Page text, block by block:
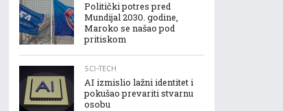
Politički potres pred
Mundijal 2030. godine,
Maroko se našao pod
pritiskom
SCI-TECH
AI izmislio lažni identitet i
pokušao prevariti stvarnu
osobu